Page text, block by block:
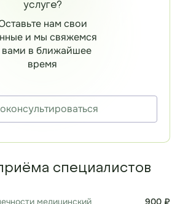
услуге?
нам свои
и мы свяжемся
вами в ближайшее
время
специалистов
медицинский
900 ₽